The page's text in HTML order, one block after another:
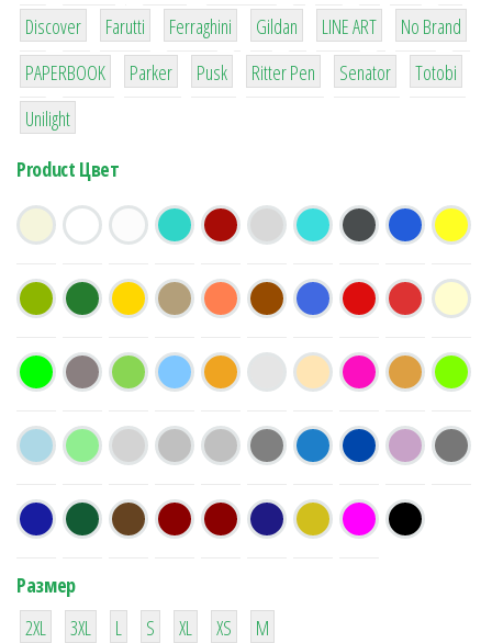
64
Discover
299
Farutti
4
Ferraghini
42
Gildan
4
LINE ART
90
No Brand
8
PAPERBOOK
6
Parker
2
Pusk
22
Ritter Pen
15
Senator
43
Totobi
1
Unilight
Product Цвет
Размер
38
2XL
16
3XL
42
L
42
S
42
XL XS
М